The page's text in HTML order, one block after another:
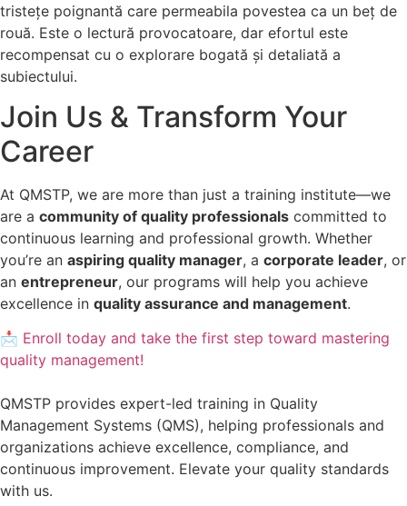
tristețe poignantă care permeabila povestea ca un beț de
rouă. Este o lectură provocatoare, dar efortul este
recompensat cu o explorare bogată și detaliată a
subiectului.
Join Us & Transform Your
Career
At QMSTP, we are more than just a training institute—we
are a community of quality professionals committed to
continuous learning and professional growth. Whether
you’re an aspiring quality manager, a corporate leader, or
an entrepreneur, our programs will help you achieve
excellence in quality assurance and management.
📩 Enroll today and take the first step toward mastering
quality management!
QMSTP provides expert-led training in Quality
Management Systems (QMS), helping professionals and
organizations achieve excellence, compliance, and
continuous improvement. Elevate your quality standards
with us.